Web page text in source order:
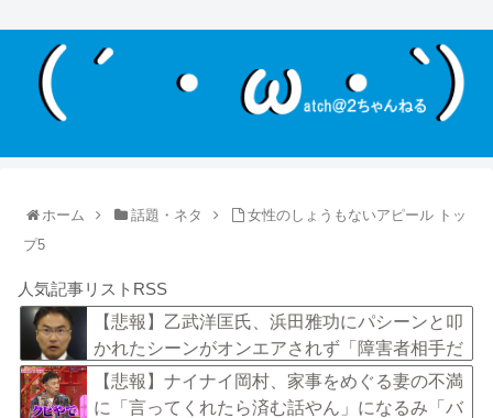
ホーム 話題・ネタ
女性のしょうもないアピール トッ
プ5
人気記事リストRSS
【悲報】乙武洋匡氏、浜田雅功にパシーンと叩
かれたシーンがオンエアされず「障害者相手だ
と放送されなくなる。俺、逆差別だと思って」
【悲報】ナイナイ岡村、家事をめぐる妻の不満
に「言ってくれたら済む話やん」になるみ「バ